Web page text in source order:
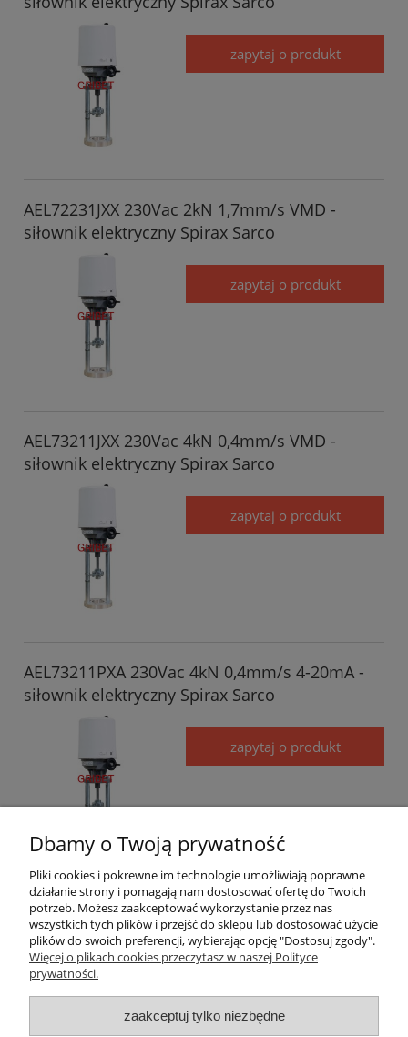
zapytaj o produkt
AEL72231JXX 230Vac 2kN 1,7mm/s VMD -
siłownik elektryczny Spirax Sarco
zapytaj o produkt
AEL73211JXX 230Vac 4kN 0,4mm/s VMD -
siłownik elektryczny Spirax Sarco
zapytaj o produkt
AEL73211PXA 230Vac 4kN 0,4mm/s 4-20mA -
siłownik elektryczny Spirax Sarco
zapytaj o produkt
« 1 2 3 4 5 ... 65 »
Pomoc
Dostawa
Dbamy o Twoją prywatność
Pliki cookies i pokrewne im technologie umożliwiają poprawne
działanie strony i pomagają nam dostosować ofertę do Twoich
potrzeb. Możesz zaakceptować wykorzystanie przez nas
wszystkich tych plików i przejść do sklepu lub dostosować użycie
plików do swoich preferencji, wybierając opcję "Dostosuj zgody".
Więcej o plikach cookies przeczytasz w naszej Polityce
prywatności.
zaakceptuj tylko niezbędne